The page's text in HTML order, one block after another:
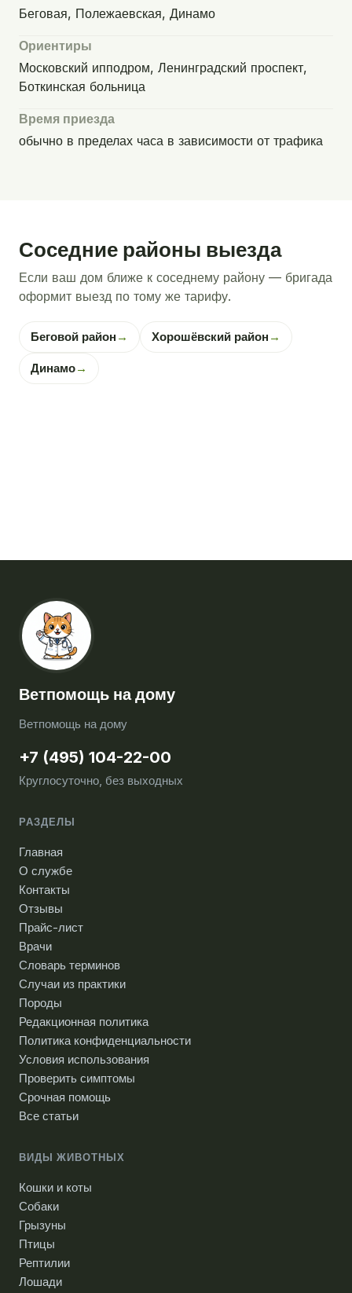
Беговая, Полежаевская, Динамо
Ориентиры
Московский ипподром, Ленинградский проспект,
Боткинская больница
Время приезда
обычно в пределах часа в зависимости от трафика
Соседние районы выезда
Если ваш дом ближе к соседнему району — бригада
оформит выезд по тому же тарифу.
Беговой район → Хорошёвский район →
Динамо→
Ветпомощь на дому
Ветпомощь на дому
+7 (495) 104-22-00
Круглосуточно, без выходных
РАЗДЕЛЫ
Главная
О службе
Контакты
Отзывы
Прайс-лист
Врачи
Словарь терминов
Случаи из практики
Породы
Редакционная политика
Политика конфиденциальности
Условия использования
Проверить симптомы
Срочная помощь
Все статьи
ВИДЫ ЖИВОТНЫХ
Кошки и коты
Собаки
Грызуны
Птицы
Рептилии
Лошади